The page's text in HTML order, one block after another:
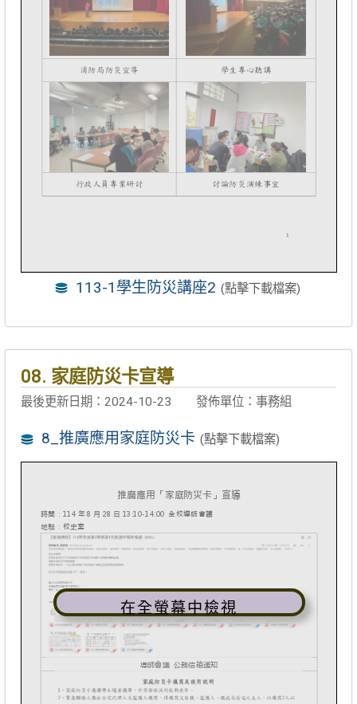
113-1學生防災講座2 (點擊下載檔案)
08. 家庭防災卡宣導
最後更新日期：2024-10-23 發佈單位：事務組
8_推廣應用家庭防災卡 (點擊下載檔案)
在全螢幕中檢視